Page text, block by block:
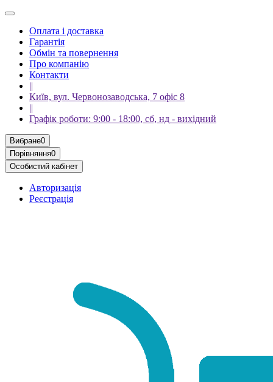
Оплата і доставка
Гарантія
Обмін та повернення
Про компанію
Контакти
||
Київ, вул. Червонозаводська, 7 офіс 8
||
Графік роботи: 9:00 - 18:00, сб, нд - вихідний
Вибране0
Порівняння0
Особистий кабінет
Авторизація
Реєстрація